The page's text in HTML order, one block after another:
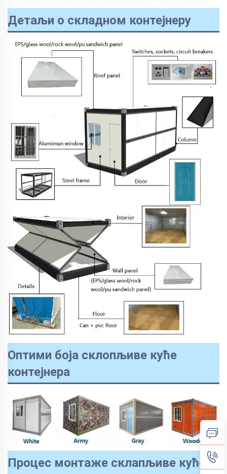
Детаљи о складном контејнеру
Оптими боја склопљиве куће
контејнера
Процес монтаже склапљиве куће